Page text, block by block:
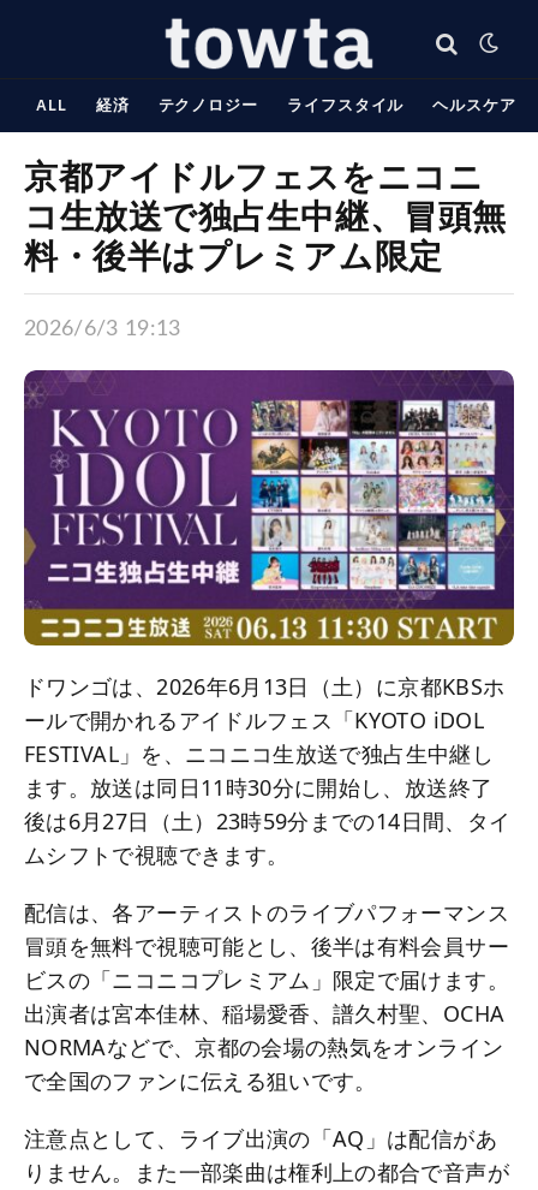
ALL 経済 テクノロジー ライフスタイル ヘルスケア
京都アイドルフェスをニコニ
コ生放送で独占生中継、冒頭無
料・後半はプレミアム限定
2026/6/3 19:13
ドワンゴは、2026年6月13日（土）に京都KBSホ
ールで開かれるアイドルフェス「KYOTO iDOL
FESTIVAL」を、ニコニコ生放送で独占生中継し
ます。放送は同日11時30分に開始し、放送終了
後は6月27日（土）23時59分までの14日間、タイ
ムシフトで視聴できます。
配信は、各アーティストのライブパフォーマンス
冒頭を無料で視聴可能とし、後半は有料会員サー
ビスの「ニコニコプレミアム」限定で届けます。
出演者は宮本佳林、稲場愛香、譜久村聖、OCHA
NORMAなどで、京都の会場の熱気をオンライン
で全国のファンに伝える狙いです。
注意点として、ライブ出演の「AQ」は配信があ
りません。また一部楽曲は権利上の都合で音声が